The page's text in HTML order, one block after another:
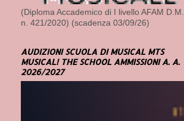
(Diploma Accademico di I livello AFAM D.M.
n. 421/2020) (scadenza 03/09/26)
AUDIZIONI SCUOLA DI MUSICAL MTS
MUSICAL! THE SCHOOL AMMISSIONI A. A.
2026/2027